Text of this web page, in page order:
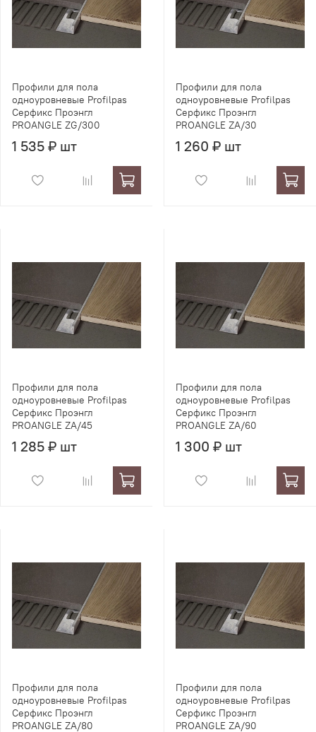
Профили для пола
одноуровневые Profilpas
Серфикс Проэнгл
PROANGLE ZG/300
1 535 ₽ шт
Профили для пола
одноуровневые Profilpas
Серфикс Проэнгл
PROANGLE ZA/30
1 260 ₽ шт
Профили для пола
одноуровневые Profilpas
Серфикс Проэнгл
PROANGLE ZA/45
1 285 ₽ шт
Профили для пола
одноуровневые Profilpas
Серфикс Проэнгл
PROANGLE ZA/60
1 300 ₽ шт
Профили для пола
одноуровневые Profilpas
Серфикс Проэнгл
PROANGLE ZA/80
Профили для пола
одноуровневые Profilpas
Серфикс Проэнгл
PROANGLE ZA/90